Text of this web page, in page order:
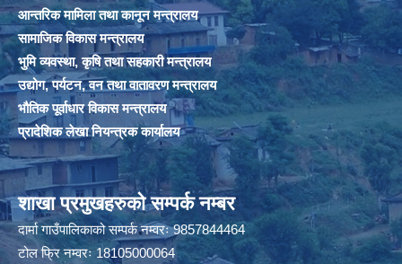
आन्तरिक मामिला तथा कानून मन्त्रालय
सामाजिक विकास मन्त्रालय
भुमि व्यवस्था, कृषि तथा सहकारी मन्त्रालय
उद्योग, पर्यटन, वन तथा वातावरण मन्त्रालय
भौतिक पूर्वाधार विकास मन्त्रालय
प्रादेशिक लेखा नियन्त्रक कार्यालय
शाखा प्रमुखहरुको सम्पर्क नम्बर
दार्मा गाउँपालिकाको सम्पर्क नम्वरः 9857844464
टोल फ्रि नम्वरः 18105000064